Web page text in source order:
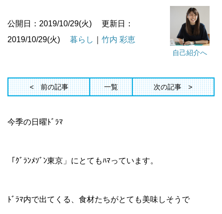
自己紹介へ
公開日：2019/10/29(火)
更新日：
2019/10/29(火)
暮らし 竹内 彩恵
前の記事 一覧 次の記事
今季の日曜ﾄﾞﾗﾏ
「ｸﾞﾗﾝﾒｿﾞﾝ東京」にとてもﾊﾏっています。
ﾄﾞﾗﾏ内で出てくる、食材たちがとても美味しそうで